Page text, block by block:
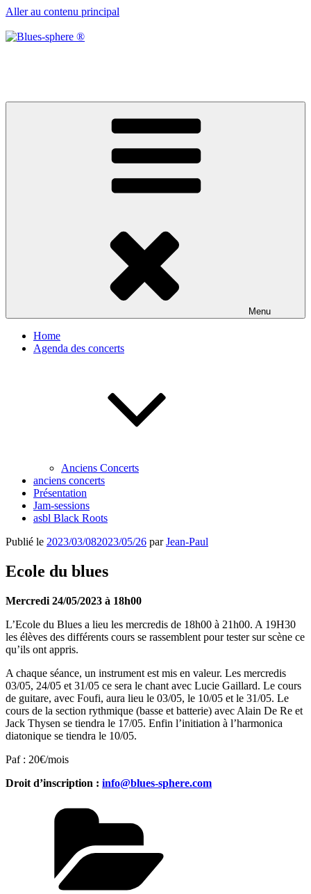
Aller au contenu principal
Menu
Home
Agenda des concerts
Anciens Concerts
anciens concerts
Présentation
Jam-sessions
asbl Black Roots
Publié le 2023/03/082023/05/26 parJean-Paul
Ecole du blues
Mercredi 24/05/2023 à 18h00
L’Ecole du Blues a lieu les mercredis de 18h00 à 21h00. A 19H30
les élèves des différents cours se rassemblent pour tester sur scène ce
qu’ils ont appris.
A chaque séance, un instrument est mis en valeur. Les mercredis
03/05, 24/05 et 31/05 ce sera le chant avec Lucie Gaillard. Le cours
de guitare, avec Foufi, aura lieu le 03/05, le 10/05 et le 31/05. Le
cours de la section rythmique (basse et batterie) avec Alain De Re et
Jack Thysen se tiendra le 17/05. Enfin l’initiation à l’harmonica
diatonique se tiendra le 10/05.
Paf : 20€/mois
Droit d’inscription : info@blues-sphere.com